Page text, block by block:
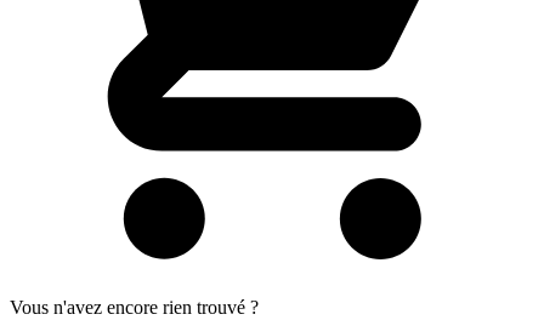
Vous n'avez encore rien trouvé ?